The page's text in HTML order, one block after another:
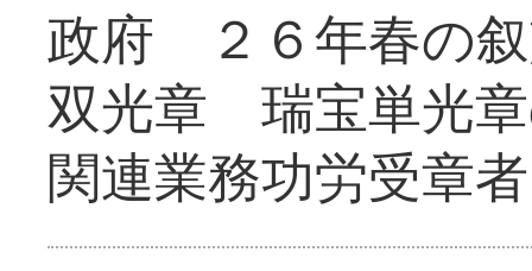
政府 ２６年春の
双光章 瑞宝単光
関連業務功労受章者